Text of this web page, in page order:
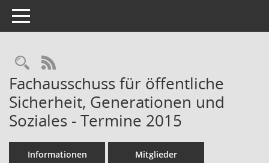
Toggle navigation
Rechercheauswahl
RSS-Feed
Fachausschuss für öffentliche
Sicherheit, Generationen und
Soziales - Termine 2015
Informationen Mitglieder